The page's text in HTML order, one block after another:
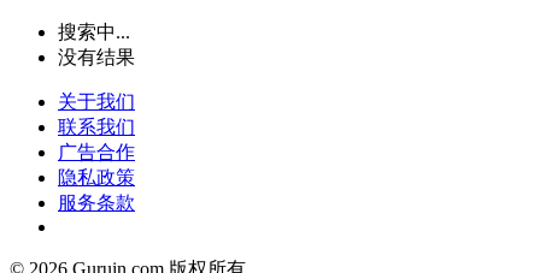
搜索中...
没有结果
关于我们
联系我们
广告合作
隐私政策
服务条款